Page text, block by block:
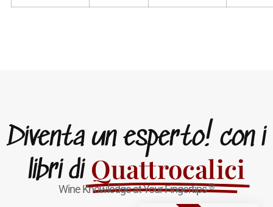
Diventa un esperto! con i
libri di Quattrocalici
Wine Knowledge at Your Fingertips®